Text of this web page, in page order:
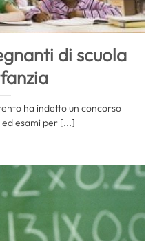
di scuola
ha indetto un concorso
esami per [...]